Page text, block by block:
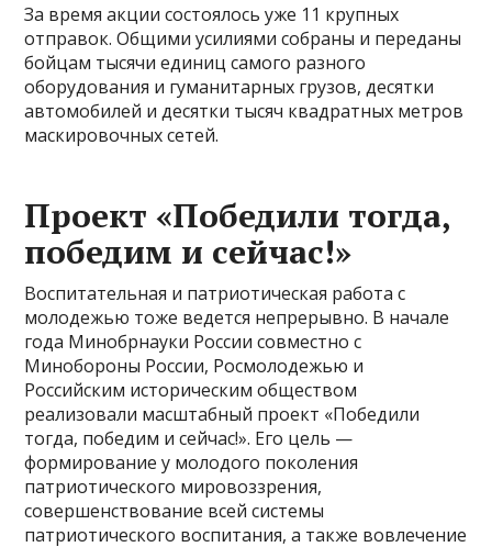
За время акции состоялось уже 11 крупных
отправок. Общими усилиями собраны и переданы
бойцам тысячи единиц самого разного
оборудования и гуманитарных грузов, десятки
автомобилей и десятки тысяч квадратных метров
маскировочных сетей.
Проект «Победили тогда,
победим и сейчас!»
Воспитательная и патриотическая работа с
молодежью тоже ведется непрерывно. В начале
года Минобрнауки России совместно с
Минобороны России, Росмолодежью и
Российским историческим обществом
реализовали масштабный проект «Победили
тогда, победим и сейчас!». Его цель —
формирование у молодого поколения
патриотического мировоззрения,
совершенствование всей системы
патриотического воспитания, а также вовлечение